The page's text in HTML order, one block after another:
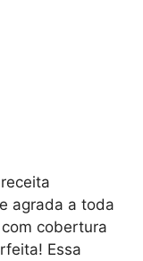
agrada a toda
cobertura
Essa